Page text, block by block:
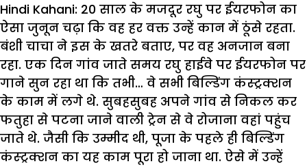
Hindi Kahani: 20 साल के मजदूर रघु पर ईयरफोन का
ऐसा जुनून चढ़ा कि वह हर वक्त उन्हें कान में ठूंसे रहता.
बंशी चाचा ने इस के खतरे बताए, पर वह अनजान बना
रहा. एक दिन गांव जाते समय रघु हाईवे पर ईयरफोन पर
गाने सुन रहा था कि तभी… वे सभी बिल्डिंग कंस्ट्रक्शन
के काम में लगे थे. सुबहसुबह अपने गांव से निकल कर
फतुहा से पटना जाने वाली ट्रेन से वे रोजाना वहां पहुंच
जाते थे. जैसी कि उम्मीद थी, पूजा के पहले ही बिल्डिंग
कंस्ट्रक्शन का यह काम पूरा हो जाना था. ऐसे में उन्हें